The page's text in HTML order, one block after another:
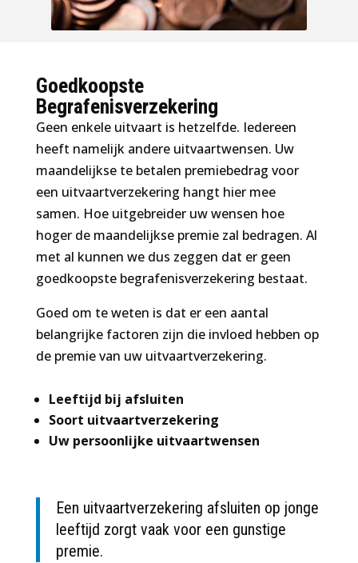
Goedkoopste
Begrafenisverzekering
Geen enkele uitvaart is hetzelfde. Iedereen
heeft namelijk andere uitvaartwensen. Uw
maandelijkse te betalen premiebedrag voor
een uitvaartverzekering hangt hier mee
samen. Hoe uitgebreider uw wensen hoe
hoger de maandelijkse premie zal bedragen. Al
met al kunnen we dus zeggen dat er geen
goedkoopste begrafenisverzekering bestaat.
Goed om te weten is dat er een aantal
belangrijke factoren zijn die invloed hebben op
de premie van uw uitvaartverzekering.
Leeftijd bij afsluiten
Soort uitvaartverzekering
Uw persoonlijke uitvaartwensen
Een uitvaartverzekering afsluiten op jonge
leeftijd zorgt vaak voor een gunstige
premie.